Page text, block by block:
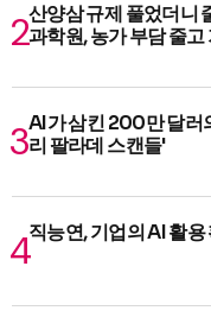
산양삼 규제 풀었더니
과학원, 농가 부담 줄
AI가 삼킨 200만 달러
리 팔라데 스캔들'
직능연, 기업의 AI 활